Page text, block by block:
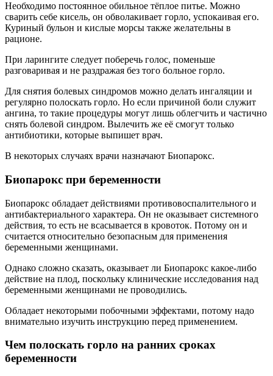
Необходимо постоянное обильное тёплое питье. Можно
сварить себе кисель, он обволакивает горло, успокаивая его.
Куриный бульон и кислые морсы также желательны в
рационе.
При ларингите следует поберечь голос, поменьше
разговаривая и не раздражая без того больное горло.
Для снятия болевых синдромов можно делать ингаляции и
регулярно полоскать горло. Но если причиной боли служит
ангина, то такие процедуры могут лишь облегчить и частично
снять болевой синдром. Вылечить же её смогут только
антибиотики, которые выпишет врач.
В некоторых случаях врачи назначают Биопарокс.
Биопарокс при беременности
Биопарокс обладает действиями противовоспалительного и
антибактериального характера. Он не оказывает системного
действия, то есть не всасывается в кровоток. Потому он и
считается относительно безопасным для применения
беременными женщинами.
Однако сложно сказать, оказывает ли Биопарокс какое-либо
действие на плод, поскольку клинические исследования над
беременными женщинами не проводились.
Обладает некоторыми побочными эффектами, потому надо
внимательно изучить инструкцию перед применением.
Чем полоскать горло на ранних сроках
беременности